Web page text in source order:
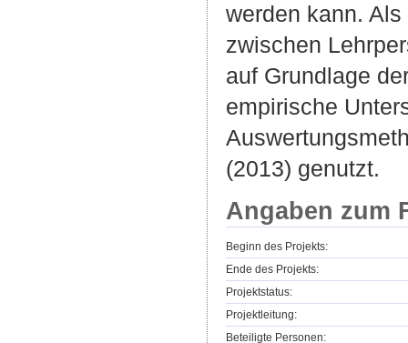
werden kann.
zwischen
auf Grundlage
empirische
(2013) genutzt.
Angaben zum
Beginn des Projekts:
Ende des Projekts:
Projektstatus:
Projektleitung:
Beteiligte Personen: